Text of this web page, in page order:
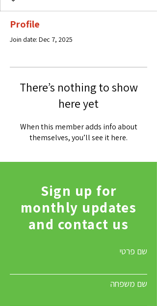
Profile
Join date: Dec 7, 2025
There’s nothing to show
here yet
When this member adds info about
themselves, you’ll see it here.
Sign up for
monthly updates
and contact us
שם פרטי
שם משפחה